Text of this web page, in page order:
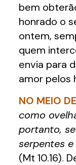
bem
honrado o
ontem,
quem
envia para
amor pelos
NO MEIO
como
portanto,
serpentes
(Mt 10.16).